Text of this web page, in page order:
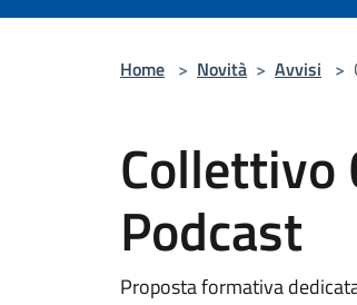
Home > Novità > Avvisi >
Collettivo
Podcast
Proposta formativa